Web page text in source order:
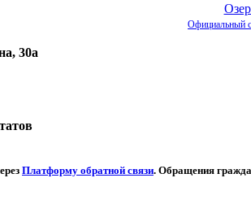
Официальный
30а
Платформу обратной связи. Обращения